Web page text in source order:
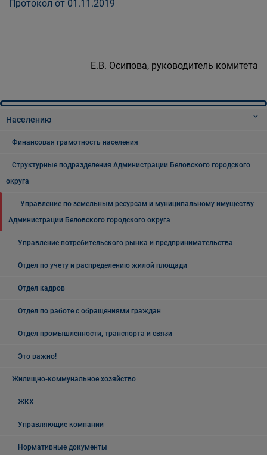
Протокол от 01.11.2019
Е.В. Осипова, руководитель комитета
Населению
Финансовая грамотность населения
Структурные подразделения Администрации Беловского городского
округа
Управление по земельным ресурсам и муниципальному имуществу
Администрации Беловского городского округа
Управление потребительского рынка и предпринимательства
Отдел по учету и распределению жилой площади
Отдел кадров
Отдел по работе с обращениями граждан
Отдел промышленности, транспорта и связи
Это важно!
Жилищно-коммунальное хозяйство
ЖКХ
Управляющие компании
Нормативные документы